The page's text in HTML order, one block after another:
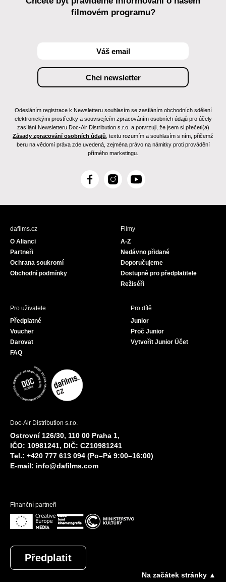
filmovém programu?
Odesláním registrace k Newsletteru souhlasím se zasíláním obchodních sdělení
elektronickými prostředky a souvisejícím zpracováním osobních údajů pro účely
zasílání Newsletteru Doc-Air Distribution s.r.o. a potvrzuji, že jsem si přečetl(a)
Zásady zpracování osobních údajů , textu rozumím a souhlasím s ním, přičemž
beru na vědomí práva zde uvedená, zejména právo na námitky proti provádění
přímého marketingu.
F
c
I
s
Y
u
dafilms.cz
O Alianci
Partneři
Ochrana soukromí
Obchodní podmínky
Filmy
A-Z
Nedávno přidané
Doporučujeme
Dostupné pro předplatitele
Režiséři
Pro uživatele
Předplatné
Voucher
Darovat
FAQ
Pro dítě
Junior
Proč Junior
Vytvořit Junior Účet
Doc-Air Distribution s.r.o.
Ostrovní 126/30, 110 00 Praha 1,
IČO: 10981241, DIČ: CZ10981241
Tel.: +420 777 613 094 (Po–Pá 9:00–16:00)
E-mail: info@dafilms.com
Finanční partneři
Předplatit
Na začátek stránky ▲